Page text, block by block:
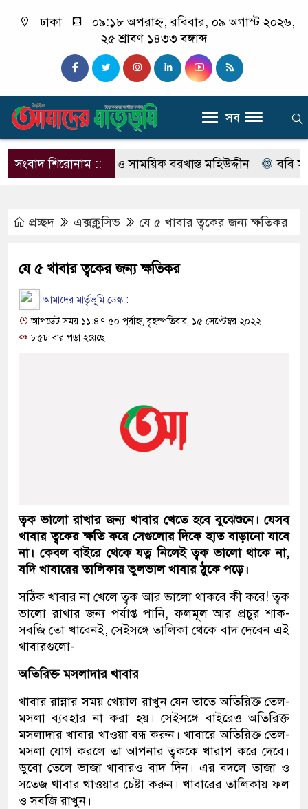
ঢাকা
০৯:১৮ অপরাহ্ন, রবিবার, ০৯ অগাস্ট ২০২৬,
২৫ শ্রাবণ ১৪৩৩ বঙ্গাব্দ
সব
সংবাদ শিরোনাম ::
আসামি ও সাময়িক বরখাস্ত মহিউদ্দীন ববি সংলগ্ন
প্রচ্ছদ এক্সক্লুসিভ যে ৫ খাবার ত্বকের জন্য ক্ষতিকর
যে ৫ খাবার ত্বকের জন্য ক্ষতিকর
আমাদের মার্তৃভূমি ডেস্ক :
আপডেট সময় ১১:৪৭:৫০ পূর্বাহ্ন, বৃহস্পতিবার, ১৫ সেপ্টেম্বর ২০২২
৮৫৮ বার পড়া হয়েছে
ত্বক ভালো রাখার জন্য খাবার খেতে হবে বুঝেশুনে। যেসব
খাবার ত্বকের ক্ষতি করে সেগুলোর দিকে হাত বাড়ানো যাবে
না। কেবল বাইরে থেকে যত্ন নিলেই ত্বক ভালো থাকে না,
যদি খাবারের তালিকায় ভুলভাল খাবার ঠুকে পড়ে।
সঠিক খাবার না খেলে ত্বক আর ভালো থাকবে কী করে! ত্বক
ভালো রাখার জন্য পর্যাপ্ত পানি, ফলমূল আর প্রচুর শাক-
সবজি তো খাবেনই, সেইসঙ্গে তালিকা থেকে বাদ দেবেন এই
খাবারগুলো-
অতিরিক্ত মসলাদার খাবার
খাবার রান্নার সময় খেয়াল রাখুন যেন তাতে অতিরিক্ত তেল-
মসলা ব্যবহার না করা হয়। সেইসঙ্গে বাইরেও অতিরিক্ত
মসলাদার খাবার খাওয়া বন্ধ করুন। খাবারে অতিরিক্ত তেল-
মসলা যোগ করলে তা আপনার ত্বককে খারাপ করে দেবে।
ডুবো তেলে ভাজা খাবারও বাদ দিন। এর বদলে তাজা ও
সতেজ খাবার খাওয়ার চেষ্টা করুন। খাবারের তালিকায় ফল
ও সবজি রাখুন।